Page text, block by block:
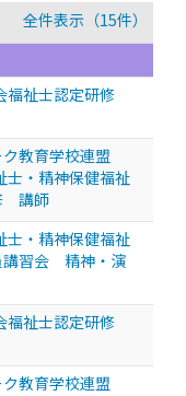
全件表示（15件）
祉士認定研修
ク教育学校連盟
・精神保健福祉
講師
・精神保健福祉
講習会 精神・演
祉士認定研修
ク教育学校連盟